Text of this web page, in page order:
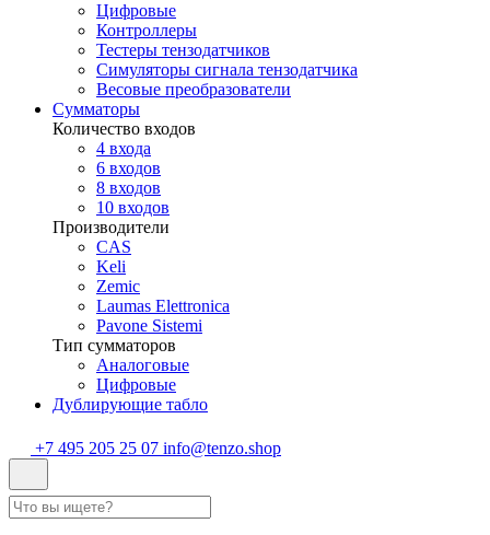
Цифровые
Контроллеры
Тестеры тензодатчиков
Симуляторы сигнала тензодатчика
Весовые преобразователи
Сумматоры
Количество входов
4 входа
6 входов
8 входов
10 входов
Производители
CAS
Keli
Zemic
Laumas Elettronica
Pavone Sistemi
Тип сумматоров
Аналоговые
Цифровые
Дублирующие табло
+7 495 205 25 07 info@tenzo.shop